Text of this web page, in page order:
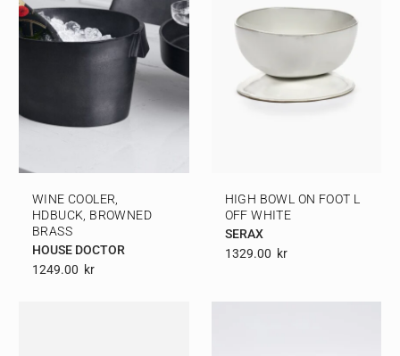
WINE COOLER,
HDBUCK, BROWNED
BRASS
HOUSE DOCTOR
1249.00 Kr
HIGH BOWL ON FOOT L
OFF WHITE
SERAX
1329.00 Kr